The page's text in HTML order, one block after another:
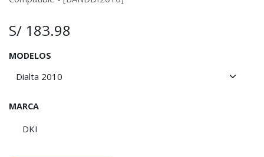
S/ 183.98
MODELOS
MARCA
DKI